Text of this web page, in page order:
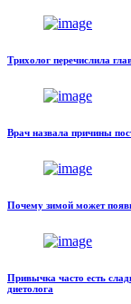
Трихолог перечислила
Врач назвала причины
Почему зимой может
Привычка часто есть
диетолога